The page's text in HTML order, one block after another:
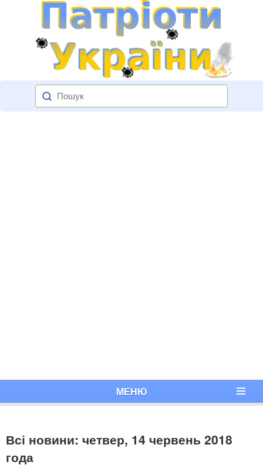
МЕНЮ
Всі новини: четвер, 14 червень 2018
года